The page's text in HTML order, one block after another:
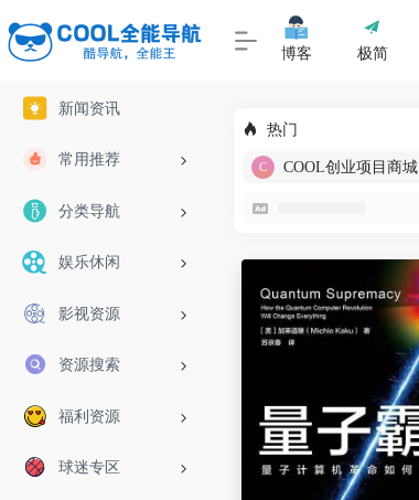
新闻资讯
常用推荐
分类导航
娱乐休闲
影视资源
资源搜索
福利资源
球迷专区
博客 极简
热门
COOL创业项目商城